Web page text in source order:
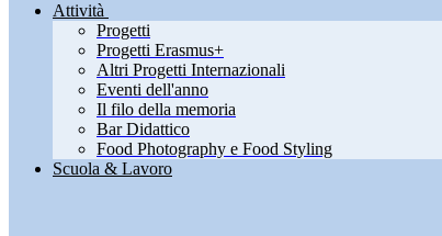
Attività
Progetti
Progetti Erasmus+
Altri Progetti Internazionali
Eventi dell'anno
Il filo della memoria
Bar Didattico
Food Photography e Food Styling
Scuola & Lavoro